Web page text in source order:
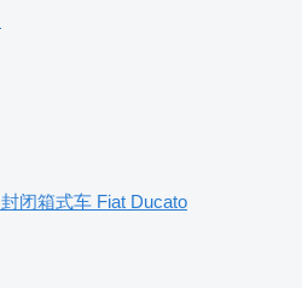
封闭箱式车 Fiat Ducato